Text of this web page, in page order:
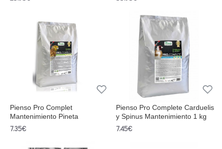
Pienso Pro Complet
Mantenimiento Pineta
7.35€
Pienso Pro Complete Carduelis
y Spinus Mantenimiento 1 kg
7.45€